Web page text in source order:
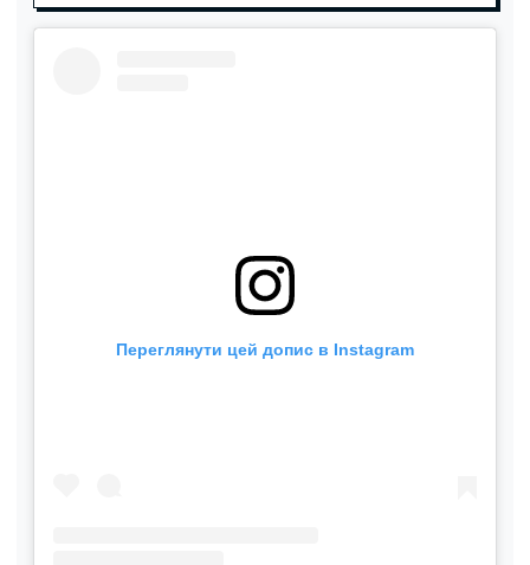
Переглянути цей допис в Instagram